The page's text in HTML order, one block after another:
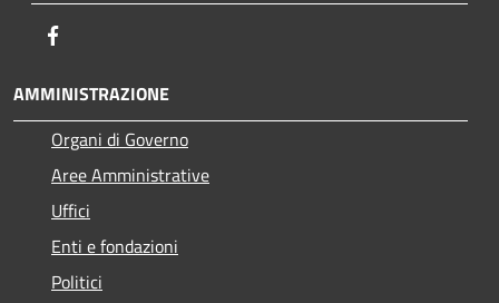
AMMINISTRAZIONE
Organi di Governo
Aree Amministrative
Uffici
Enti e fondazioni
Politici